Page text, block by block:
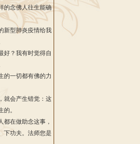
的念佛人往生能确
新型肺炎疫情给我
好？我有时觉得自
的一切都有佛的力
就会产生错觉：这
的。
都在做助念这事，
下功夫。法师您是